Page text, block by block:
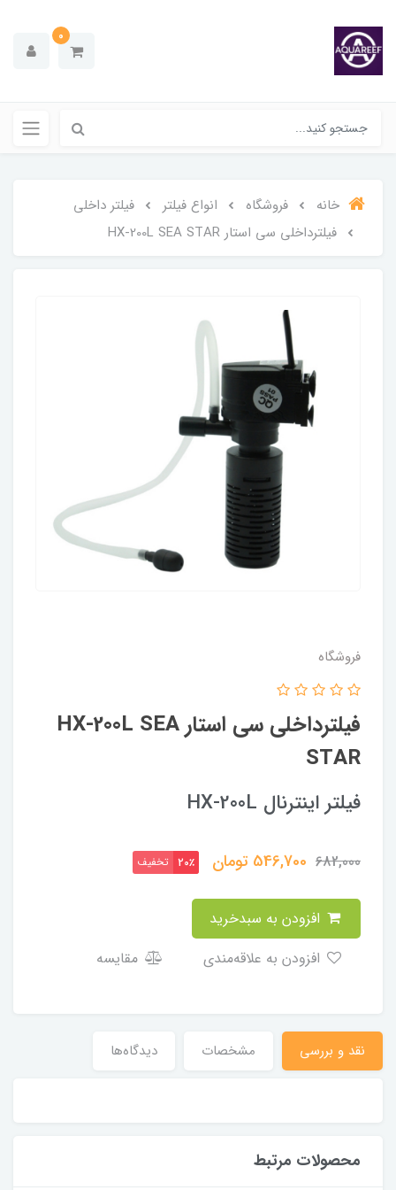
0
خانه فروشگاه انواع فیلتر
فیلتر داخلی
فیلترداخلی سی استار HX-200L SEA STAR
فروشگاه
فیلترداخلی سی استار HX-200L SEA
STAR
فیلتر اینترنال HX-200L
682,000
546,700 تومان 20٪ تخفیف
مقایسه
نقد و بررسی مشخصات دیدگاه‌ها
محصولات مرتبط